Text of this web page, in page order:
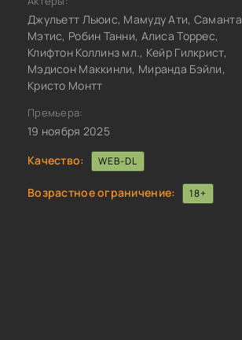
Джульетт Льюис, Мамуду Ати, Саманта
Мэтис, Робин Танни, Алиса Торрес,
Клифтон Коллинз мл., Кейр Гилкрист,
Мэдисон Маккинли, Миранда Бэйли,
Кристо Монтт
Премьера:
19 ноября 2025
Качество:
WEB-DL
Возрастное ограничение: 18+